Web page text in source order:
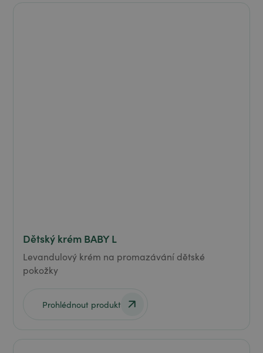
Dětský krém BABY L
Levandulový krém na promazávání dětské
pokožky
Prohlédnout produkt